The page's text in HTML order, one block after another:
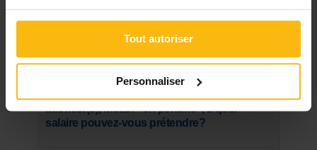
Tout autoriser
Personnaliser
Les plus lus
Infirmier(e), métier "en pénurie", à quel
salaire pouvez-vous prétendre?